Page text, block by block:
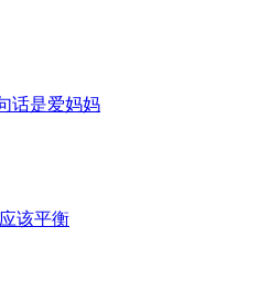
话是爱妈妈
该平衡